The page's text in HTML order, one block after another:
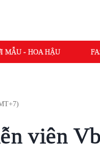
MẪU - HOA HẬU
viên